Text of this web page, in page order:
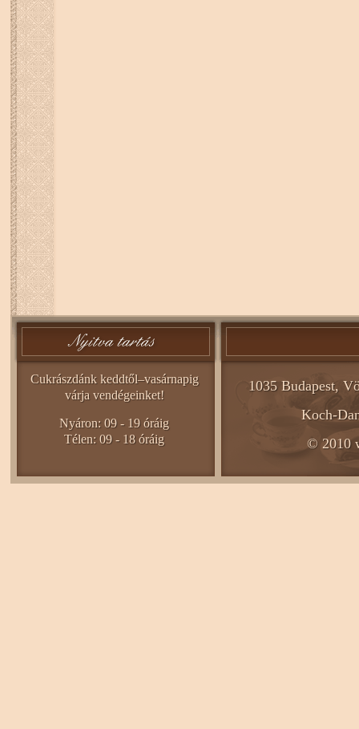
Cukrászdánk keddtől–vasárnapig
várja vendégeinket!
Nyáron: 09 - 19 óráig
Télen: 09 - 18 óráig
1035 Budapest,
Koch-
© 2010